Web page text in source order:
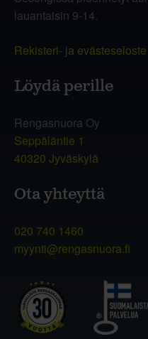
lauantaisin 9-14.
Rekisteri- ja evästeseloste
Löydä perille
Rengasnuora Oy
Seppäläntie 1
40320 Jyväskylä
Ota yhteyttä
020 740 1460
myynti@rengasnuora.fi